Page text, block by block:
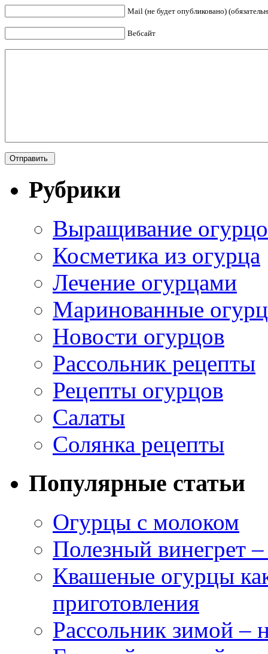
Mail (не будет опубликовано)
Вебсайт
Рубрики
Выращивание
Косметика из огурца
Лечение огурцами
Маринованные
Новости огурцов
Рассольник рецепты
Рецепты огурцов
Салаты
Солянка рецепты
Популярные статьи
Огурцы с молоком
Полезный винегрет
Квашеные огурцы
приготовления
Рассольник зимой –